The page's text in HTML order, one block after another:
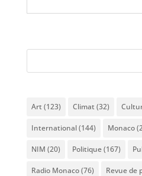
Art (123) Climat (32)
International(144) Monaco
NIM (20) Politique(167)
Radio Monaco(76) Revue de